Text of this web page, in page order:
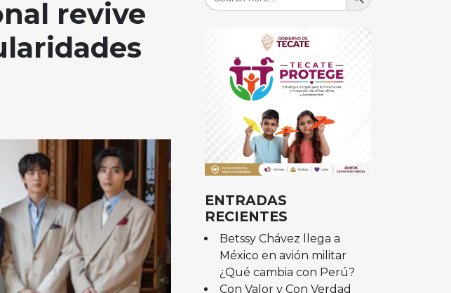
revive
ENTRADAS
RECIENTES
Betssy Chávez llega a
México en avión militar
¿Qué cambia con Perú?
Con Valor y Con Verdad